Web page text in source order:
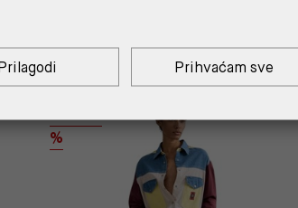
SE SVIDJETI
%
Prihvaćam sve